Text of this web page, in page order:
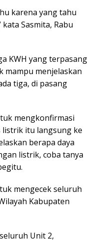
karena yang tahu
Sasmita, Rabu
KWH yang terpasang
mampu menjelaskan
tiga, di pasang
mengkonfirmasi
itu langsung ke
berapa daya
listrik, coba tanya
mengecek seluruh
Kabupaten
Unit 2,